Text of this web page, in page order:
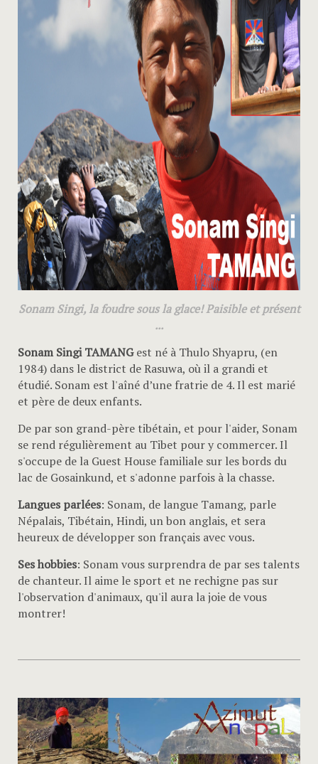
Sonam Singi, la foudre sous la glace! Paisible et présent
...
Sonam Singi TAMANGest né à Thulo Shyapru, (en
1984) dans le district de Rasuwa, où il a grandi et
étudié. Sonam est l'aîné d’une fratrie de 4. Il est marié
et père de deux enfants.
De par son grand-père tibétain, et pour l'aider, Sonam
se rend régulièrement au Tibet pour y commercer. Il
s'occupe de la Guest House familiale sur les bords du
lac de Gosainkund, et s'adonne parfois à la chasse.
Langues parlées: Sonam, de langue Tamang, parle
Népalais, Tibétain, Hindi, un bon anglais, et sera
heureux de développer son français avec vous.
Ses hobbies: Sonam vous surprendra de par ses talents
de chanteur. Il aime le sport et ne rechigne pas sur
l'observation d'animaux, qu'il aura la joie de vous
montrer!